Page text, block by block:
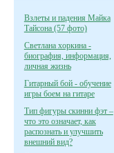
Взлеты и падения Майка
Тайсона (57 фото)
Светлана хоркина -
биография, информация,
личная жизнь
Гитарный бой - обучение
игры боем на гитаре
Тип фигуры скинни фэт –
что это означает, как
распознать и улучшить
внешний вид?